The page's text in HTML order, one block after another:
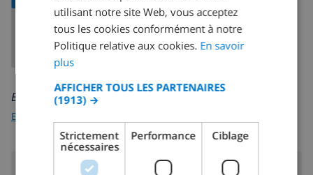
En savoir plus sur:
Espagne
SPANISH
GERMAN
DANISH
utilisant notre site Web, vous acceptez
tous les cookies conformément à notre
Politique relative aux cookies. En savoir
plus
AFFICHER TOUS LES PARTENAIRES
(1913) →
Strictement
nécessaires
Performance Ciblage